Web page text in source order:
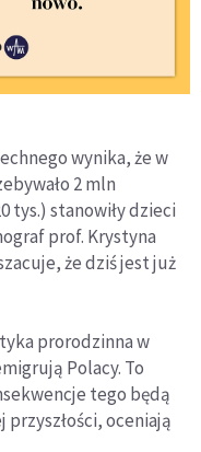
wynika, że w
2 mln
tys.) stanowiły dzieci
prof. Krystyna
że dziś jest już
prorodzinna w
Polacy. To
tego będą
oceniają